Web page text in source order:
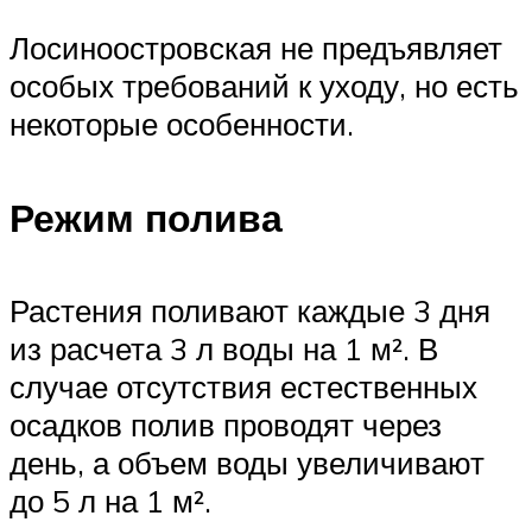
Лосиноостровская не предъявляет
особых требований к уходу, но есть
некоторые особенности.
Режим полива
Растения поливают каждые 3 дня
из расчета 3 л воды на 1 м². В
случае отсутствия естественных
осадков полив проводят через
день, а объем воды увеличивают
до 5 л на 1 м².